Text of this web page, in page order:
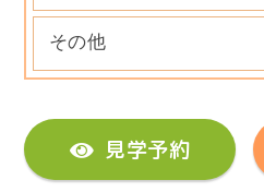
その他
見学予約